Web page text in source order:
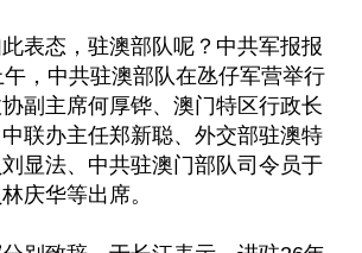
表态，驻澳部队呢？中共军报报
，中共驻澳部队在氹仔军营举行
副主席何厚铧、澳门特区行政长
联办主任郑新聪、外交部驻澳特
显法、中共驻澳门部队司令员于
庆华等出席。